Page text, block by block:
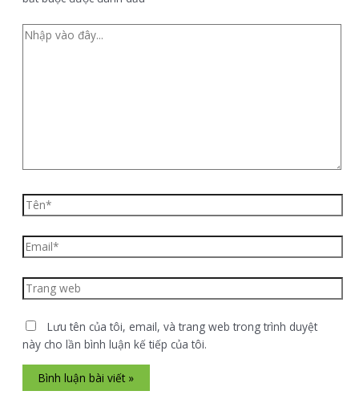
Lưu tên của tôi, email, và trang web trong trình duyệt
này cho lần bình luận kế tiếp của tôi.